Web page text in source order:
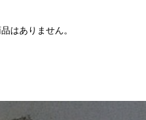
はありません。